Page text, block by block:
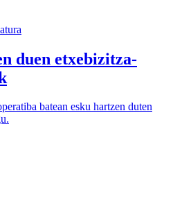
duen etxebizitza-
batean esku hartzen duten